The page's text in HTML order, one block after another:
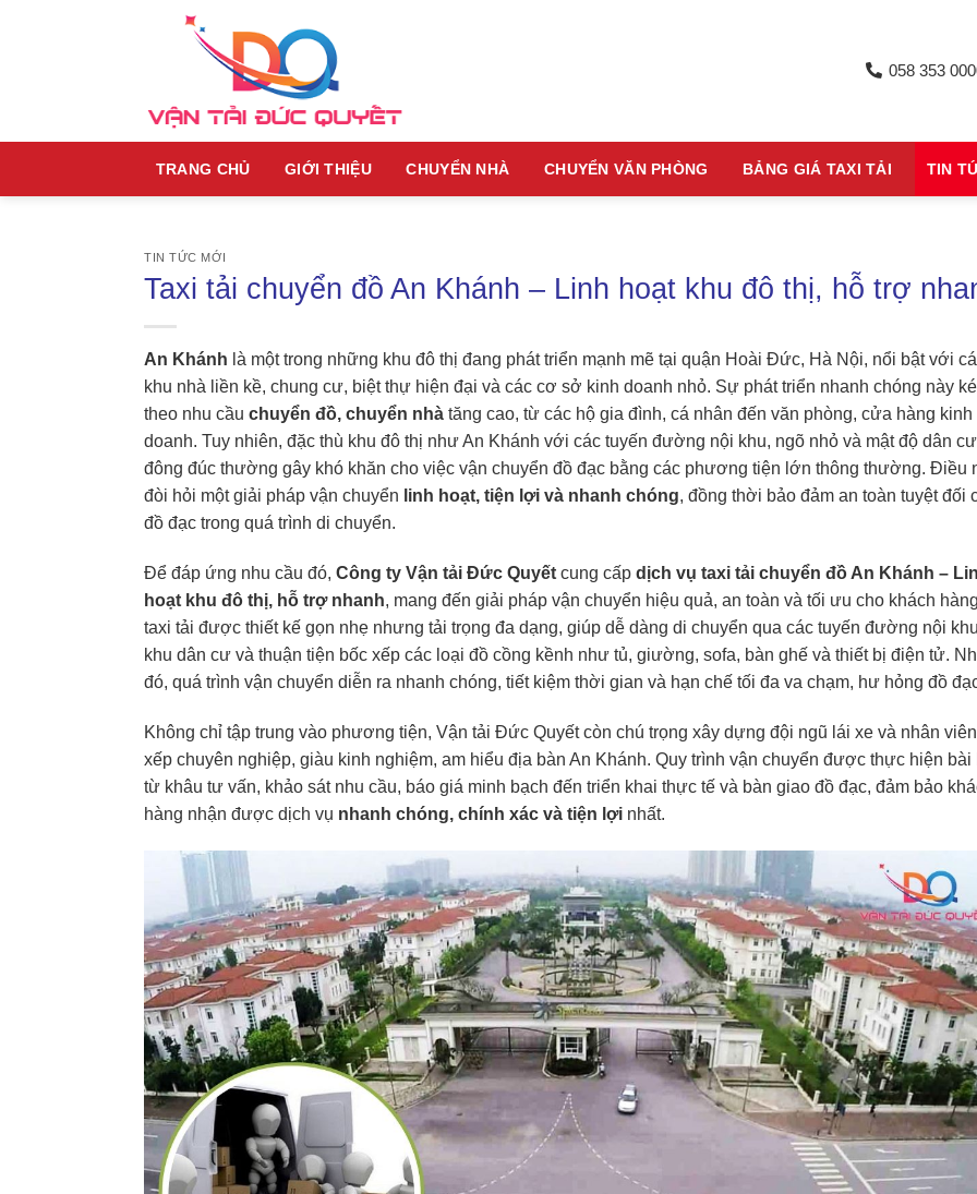
058 353
TRANG CHỦ GIỚI THIỆU CHUYỂN NHÀ CHUYỂN VĂN PHÒNG BẢNG GIÁ TAXI TẢI TIN
TIN TỨC MỚI
Taxi tải chuyển đồ An Khánh – Linh hoạt khu đô thị, hỗ trợ
An Khánh là một trong những khu đô thị đang phát triển mạnh mẽ tại quận Hoài Đức, Hà Nội, nổi bật với
khu nhà liền kề, chung cư, biệt thự hiện đại và các cơ sở kinh doanh nhỏ. Sự phát triển nhanh chóng này
theo nhu cầu chuyển đồ, chuyển nhà tăng cao, từ các hộ gia đình, cá nhân đến văn phòng, cửa hàng kinh
doanh. Tuy nhiên, đặc thù khu đô thị như An Khánh với các tuyến đường nội khu, ngõ nhỏ và mật độ dân cư
đông đúc thường gây khó khăn cho việc vận chuyển đồ đạc bằng các phương tiện lớn thông thường. Điều
đòi hỏi một giải pháp vận chuyển linh hoạt, tiện lợi và nhanh chóng, đồng thời bảo đảm an toàn tuyệt đối
đồ đạc trong quá trình di chuyển.
Để đáp ứng nhu cầu đó, Công ty Vận tải Đức Quyết cung cấp dịch vụ taxi tải chuyển đồ An Khánh –
hoạt khu đô thị, hỗ trợ nhanh, mang đến giải pháp vận chuyển hiệu quả, an toàn và tối ưu cho khách
taxi tải được thiết kế gọn nhẹ nhưng tải trọng đa dạng, giúp dễ dàng di chuyển qua các tuyến đường nội
khu dân cư và thuận tiện bốc xếp các loại đồ cồng kềnh như tủ, giường, sofa, bàn ghế và thiết bị điện tử.
đó, quá trình vận chuyển diễn ra nhanh chóng, tiết kiệm thời gian và hạn chế tối đa va chạm, hư hỏng đồ
Không chỉ tập trung vào phương tiện, Vận tải Đức Quyết còn chú trọng xây dựng đội ngũ lái xe và nhân
xếp chuyên nghiệp, giàu kinh nghiệm, am hiểu địa bàn An Khánh. Quy trình vận chuyển được thực hiện bài
từ khâu tư vấn, khảo sát nhu cầu, báo giá minh bạch đến triển khai thực tế và bàn giao đồ đạc, đảm bảo
hàng nhận được dịch vụ nhanh chóng, chính xác và tiện lợi nhất.